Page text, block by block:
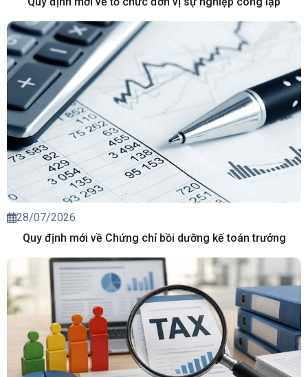
28/07/2026
Quy định mới về Chứng chỉ bồi dưỡng kế toán trưởng